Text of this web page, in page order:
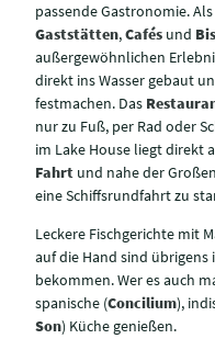
passende Gastronomie.
Gaststätten,Cafés und
außergewöhnlichen
direkt ins Wasser gebaut
festmachen. Das
nur zu Fuß, per Rad oder
im Lake House liegt direkt
Fahrt und nahe der
eine Schiffsrundfahrt zu
Leckere Fischgerichte mit
auf die Hand sind
bekommen. Wer es auch
spanische (Concilium),
Son) Küche genießen.